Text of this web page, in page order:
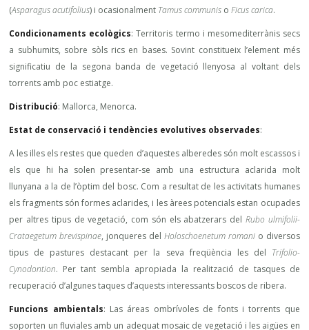
(Asparagus acutifolius) i ocasionalment Tamus communis o Ficus carica.
Condicionaments ecològics: Territoris termo i mesomediterrànis secs
a subhumits, sobre sòls rics en bases. Sovint constitueix l’element més
significatiu de la segona banda de vegetació llenyosa al voltant dels
torrents amb poc estiatge.
Distribució: Mallorca, Menorca.
Estat de conservació i tendències evolutives observades:
A les illes els restes que queden d’aquestes alberedes són molt escassos i
els que hi ha solen presentar-se amb una estructura aclarida molt
llunyana a la de l’òptim del bosc. Com a resultat de les activitats humanes
els fragments són formes aclarides, i les àrees potencials estan ocupades
per altres tipus de vegetació, com són els abatzerars del Rubo ulmifolii-
Crataegetum brevispinae, jonqueres del Holoschoenetum romanio diversos
tipus de pastures destacant per la seva freqüència les del Trifolio-
Cynodontion. Per tant sembla apropiada la realització de tasques de
recuperació d’algunes taques d’aquests interessants boscos de ribera.
Funcions ambientals: Las áreas ombrívoles de fonts i torrents que
soporten un fluviales amb un adequat mosaic de vegetació i les aigües en